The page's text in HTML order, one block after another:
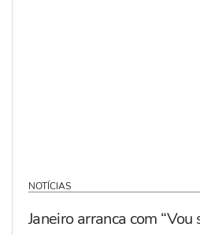
NOTÍCIAS
Janeiro arranca com